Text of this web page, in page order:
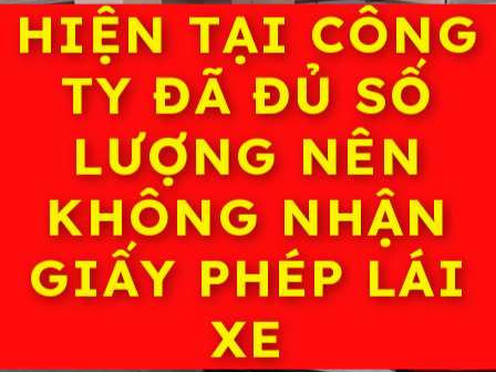
HIỆN TẠI CÔNG
TY ĐÃ ĐỦ SỐ
LƯỢNG NÊN
KHÔNG NHẬN
GIẤY PHÉP LÁI
XE